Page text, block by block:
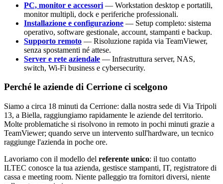
PC, monitor e accessori — Workstation desktop e portatili,
monitor multipli, dock e periferiche professionali.
Installazione e configurazione — Setup completo: sistema
operativo, software gestionale, account, stampanti e backup.
Supporto remoto — Risoluzione rapida via TeamViewer,
senza spostamenti né attese.
Server e rete aziendale — Infrastruttura server, NAS,
switch, Wi-Fi business e cybersecurity.
Perché le aziende di Cerrione ci scelgono
Siamo a circa 18 minuti da Cerrione: dalla nostra sede di Via Tripoli
13, a Biella, raggiungiamo rapidamente le aziende del territorio.
Molte problematiche si risolvono in remoto in pochi minuti grazie a
TeamViewer; quando serve un intervento sull'hardware, un tecnico
raggiunge l'azienda in poche ore.
Lavoriamo con il modello del referente unico: il tuo contatto
ILTEC conosce la tua azienda, gestisce stampanti, IT, registratore di
cassa e meeting room. Niente palleggio tra fornitori diversi, niente